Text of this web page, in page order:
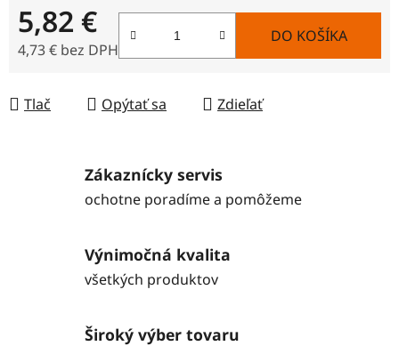
5,82 €
4,73 € bez DPH
DO KOŠÍKA
Tlač Opýtať sa Zdieľať
Zákaznícky servis
ochotne poradíme a pomôžeme
Výnimočná kvalita
všetkých produktov
Široký výber tovaru